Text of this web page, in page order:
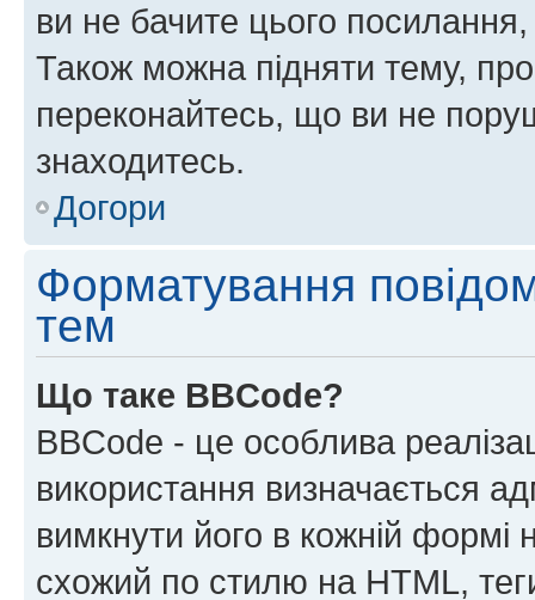
ви не бачите цього
Також можна підняти тему,
переконайтесь, що ви не
знаходитесь.
Догори
Форматування
тем
Що таке BBCode?
BBCode - це особлива
використання визначається
вимкнути його в кожній
схожий по стилю на HTML,